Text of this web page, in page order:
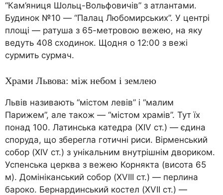
“Кам’яниця Шольц-Вольфовичів” з атлантами.
Будинок №10 — “Палац Любомирських”. У центрі
площі — ратуша з 65-метровою вежею, на яку
ведуть 408 сходинок. Щодня о 12:00 з вежі
сурмить сурмач.
Храми Львова: між небом і землею
Львів називають “містом левів” і “малим
Парижем”, але також — “містом храмів”. Тут їх
понад 100. Латинська катедра (XIV ст.) — єдина
споруда, що зберегла готичні риси. Вірменський
собор (XIV ст.) з унікальним внутрішнім двориком.
Успенська церква з вежею Корнякта (висота 65
м). Домініканський собор (XVIII ст.) — перлина
бароко. Бернардинський костел (XVII ст.) —